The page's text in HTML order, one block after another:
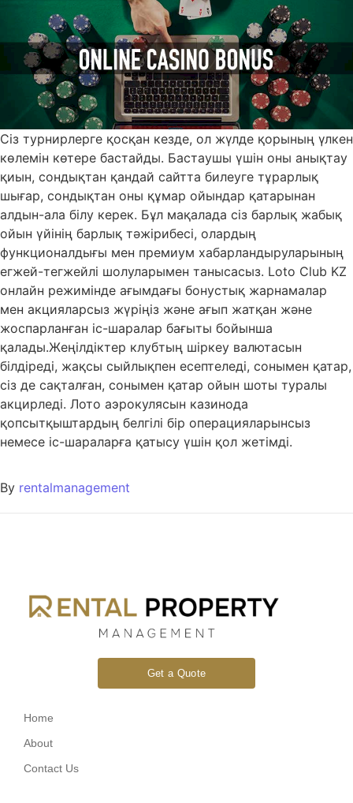
Сіз турнирлерге қосқан кезде, ол жүлде қорының үлкен
көлемін көтере бастайды. Бастаушы үшін оны анықтау
қиын, сондықтан қандай сайтта билеуге тұрарлық
шығар, сондықтан оны құмар ойындар қатарынан
алдын-ала білу керек. Бұл мақалада сіз барлық жабық
ойын үйінің барлық тәжірибесі, олардың
функционалдығы мен премиум хабарландыруларының
егжей-тегжейлі шолуларымен танысасыз. Loto Club KZ
онлайн режимінде ағымдағы бонустық жарнамалар
мен акцияларсыз жүріңіз және ағып жатқан және
жоспарланған іс-шаралар бағыты бойынша
қалады.Жеңілдіктер клубтың шіркеу валютасын
білдіреді, жақсы сыйлықпен есептеледі, сонымен қатар,
сіз де сақталған, сонымен қатар ойын шоты туралы
акцирледі. Лото аэрокулясын казинода
қопсытқыштардың белгілі бір операцияларынсыз
немесе іс-шараларға қатысу үшін қол жетімді.
By rentalmanagement
Get a Quote
Home
About
Contact Us